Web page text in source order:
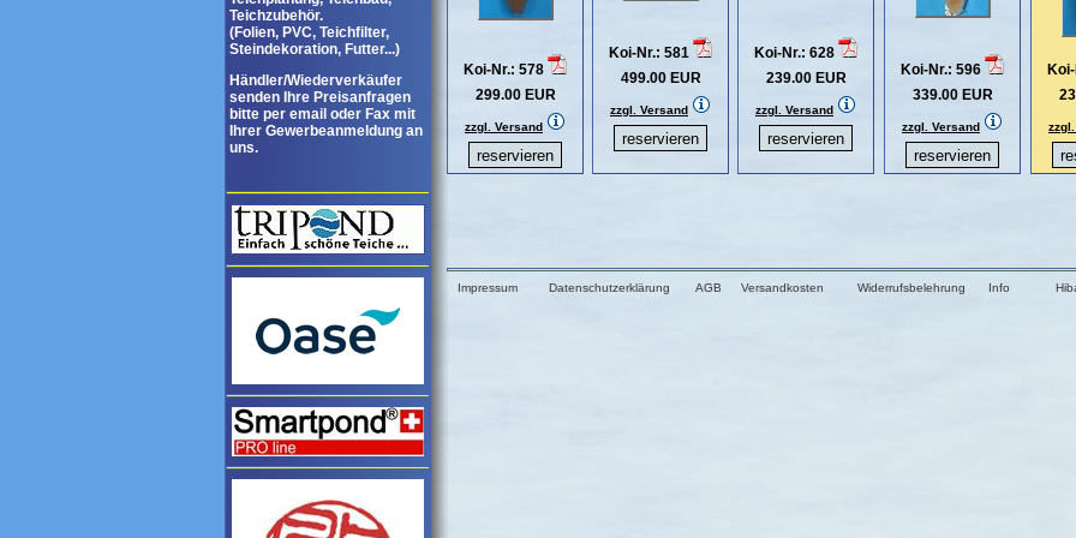
Teichzubehör.
(Folien, PVC, Teichfilter,
Steindekoration, Futter...)
Händler/Wiederverkäufer
senden Ihre Preisanfragen
bitte per email oder Fax mit
Ihrer Gewerbeanmeldung an
uns.
Koi-Nr.: 578
299.00 EUR
zzgl. Versand
Koi-Nr.: 581
499.00 EUR
zzgl. Versand
Koi-Nr.: 628
239.00 EUR
zzgl. Versand
Koi-Nr.: 596
339.00 EUR
zzgl. Versand
Impressum Datenschutzerklärung AGB Versandkosten Widerrufsbelehrung Info